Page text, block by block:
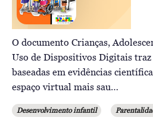
O documento Crianças,
Uso de Dispositivos Digitais traz
baseadas em evidências
espaço virtual mais sau…
Desenvolvimento infantil